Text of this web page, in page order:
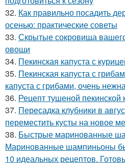
32. Как правильно посадить
осенью: практические советы
33. Скрытые сокровища
овощи
34. Пекинская капуста с
35. Пекинская капуста с
капуста с грибами, очень
36. Рецепт тушеной пекинской
37. Пересадка клубники в
переместить кусты на новое
38. Быстрые маринованные
Маринованные шампиньоны
10 идеальных рецептов.